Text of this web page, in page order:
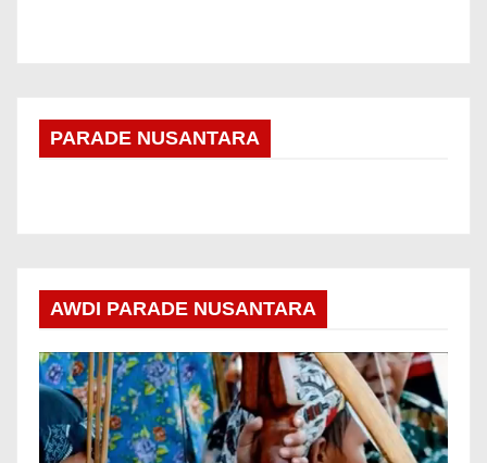
PARADE NUSANTARA
AWDI PARADE NUSANTARA